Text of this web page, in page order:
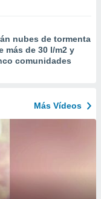
nubes de tormenta
más de 30 l/m2 y
comunidades
Más Vídeos